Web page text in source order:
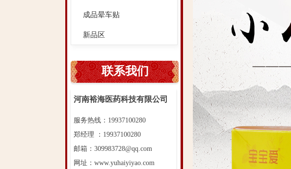
联系我们
河南裕海医药科技有限公司
服务热线：19937100280
郑经理 ：19937100280
邮箱：309983728@qq.com
网址：www.yuhaiyiyao.com
成品晕车贴
新品区